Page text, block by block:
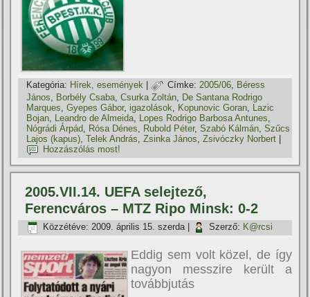
Kategória: Hí­rek, események | Címke: 2005/06, Béress
János
Borbély Csaba ,Csurka Zoltán
De Santana Rodrigo
Marques ,Gyepes Gábor,igazolások Kopunovic Goran
Lazic
Bojan
Leandro de Almeida Lopes Rodrigo Barbosa Antunes
Nógrádi Árpád
Rósa Dénes Rubold Péter,Szabó Kálmán ,Szűcs
Lajos (kapus) ,Telek András ,Zsinka János ,Zsivóczky Norbert
Hozzászólás most!
2005.VII.14. UEFA selejtező,
Ferencváros – MTZ Ripo Minsk: 0-2
Közzétéve: 2009. április 15. szerda| Szerző: K@rcsi
Eddig sem volt közel, de í­gy
nagyon messzire került a
továbbjutás